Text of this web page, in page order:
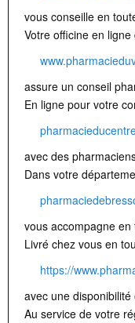
vous conseille en
Votre officine en
assure un conseil
En ligne pour votre
avec des
Dans votre
vous accompagne
Livré chez vous en
https://
avec une
Au service de votre